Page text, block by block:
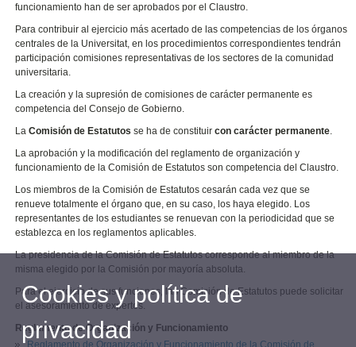
funcionamiento han de ser aprobados por el Claustro.
Para contribuir al ejercicio más acertado de las competencias de los órganos
centrales de la Universitat, en los procedimientos correspondientes tendrán
participación comisiones representativas de los sectores de la comunidad
universitaria.
La creación y la supresión de comisiones de carácter permanente es
competencia del Consejo de Gobierno.
LaComisión de Estatutosse ha de constituircon carácter permanente.
La aprobación y la modificación del reglamento de organización y
funcionamiento de la Comisión de Estatutos son competencia del Claustro.
Los miembros de la Comisión de Estatutos cesarán cada vez que se
renueve totalmente el órgano que, en su caso, los haya elegido. Los
representantes de los estudiantes se renuevan con la periodicidad que se
establezca en los reglamentos aplicables.
La presidencia de la Comisión de Estatutos corresponde al miembro de la
misma elegido por la Comisión por mayoría absoluta.
Para el ejercicio de sus funciones, las Comisión de Estatutos puede solicitar
el asesoramiento de expertos.
Reglamento de Organización y Funcionamiento
Reglamento de Organización y Funcionamiento de la Comisión de
Cookies y política de
privacidad